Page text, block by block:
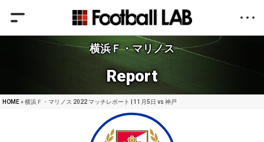
横浜Ｆ・マリノス
Report
HOME» 横浜Ｆ・マリノス 2022 マッチレポート | 11月5日 vs 神戸